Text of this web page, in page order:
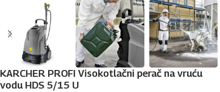
KARCHER PROFI Visokotlačni perač na vruću
vodu HDS 5/15 U